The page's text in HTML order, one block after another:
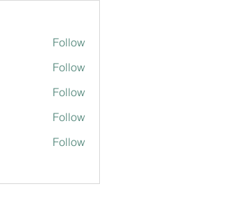
Follow
Follow
Follow
Follow
Follow